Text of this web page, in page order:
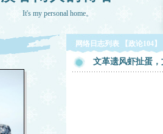
It's my personal home。
网络日志列表 【政论104】
文革遗风虾扯蛋